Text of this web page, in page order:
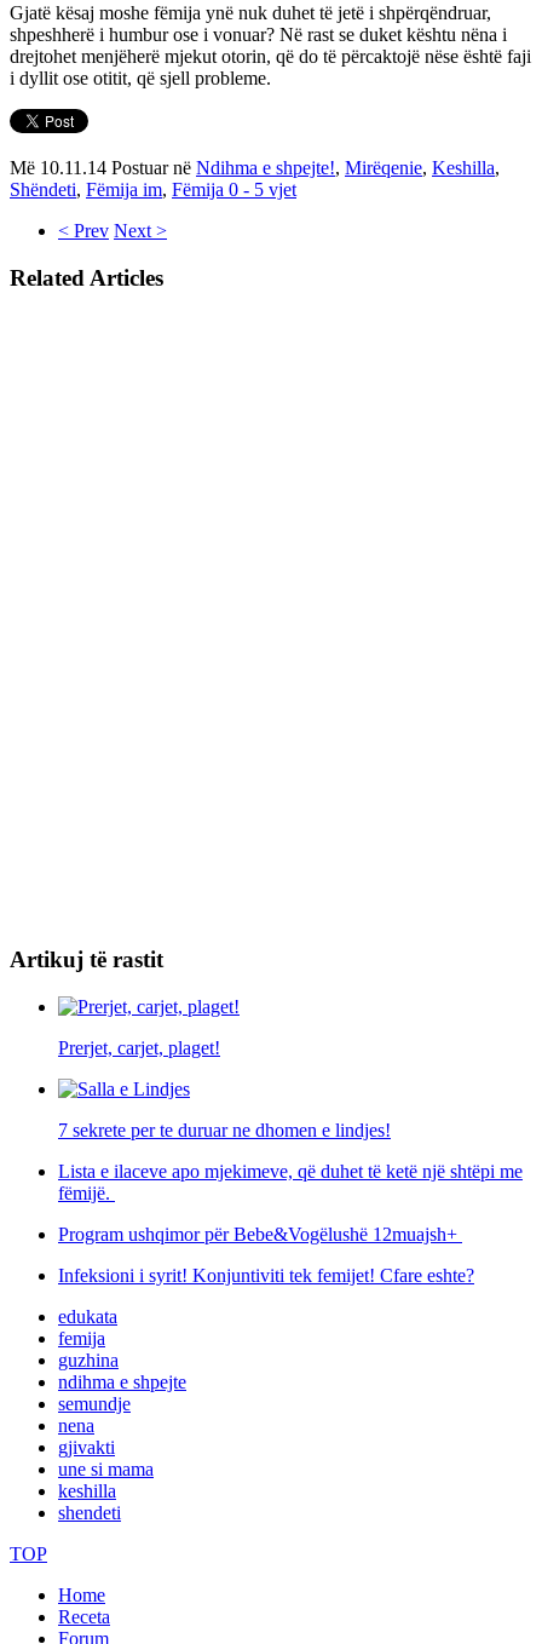
Gjatë kësaj moshe fëmija ynë nuk duhet të jetë i shpërqëndruar,
shpeshherë i humbur ose i vonuar? Në rast se duket kështu nëna i
drejtohet menjëherë mjekut otorin, që do të përcaktojë nëse është faji
i dyllit ose otitit, që sjell probleme.
Më 10.11.14 Postuar në Ndihma e shpejte!, Mirëqenie, Keshilla,
Shëndeti, Fëmija im, Fëmija 0 - 5 vjet
< Prev Next >
Related Articles
Artikuj të rastit
Prerjet, carjet, plaget!
7 sekrete per te duruar ne dhomen e lindjes!
Lista e ilaceve apo mjekimeve, që duhet të ketë një shtëpi me
fëmijë.
Program ushqimor për Bebe&Vogëlushë 12muajsh+
Infeksioni i syrit! Konjuntiviti tek femijet! Cfare eshte?
edukata
femija
guzhina
ndihma e shpejte
semundje
nena
gjivakti
une si mama
keshilla
shendeti
TOP
Home
Receta
Forum